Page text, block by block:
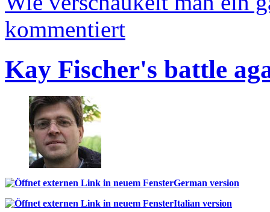
kommentiert
Kay Fischer's battle
German version
Italian version